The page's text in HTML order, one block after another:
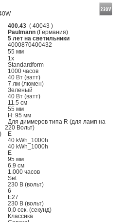
400.43 ( 40043 )
Paulmann (Германия)
5 лет на светильники
4000870400432
55 мм
1x
Standardform
1000 часов
40 Вт (ватт)
7 лм (люмен)
Зеленый
40 Вт (ватт)
11.5 см
55 мм
H: 95 мм
Для диммеров типа R (для ламп на
220 Вольт)
E
40 kWh_1000h
40 kWh_1000h
E
95 мм
6.9 см
1.000 часов
Set
230 В (вольт)
6
E27
230 В (вольт)
0,0 сек. (секунд)
Классика